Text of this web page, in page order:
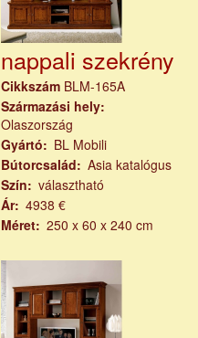
nappali szekrény
Cikkszám BLM-165A
Származási hely
Olaszország
Gyártó
BL Mobili
Bútorcsalád
Asia katalógus
Szín
választható
Ár
4938 €
Méret
250 x 60 x 240 cm